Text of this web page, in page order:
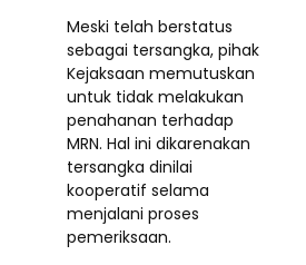
Meski telah berstatus
sebagai tersangka, pihak
Kejaksaan memutuskan
untuk tidak melakukan
penahanan terhadap
MRN. Hal ini dikarenakan
tersangka dinilai
kooperatif selama
menjalani proses
pemeriksaan.